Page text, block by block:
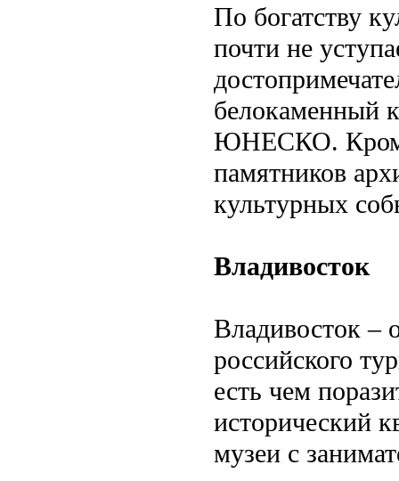
По богатству
почти не
белокаменный
ЮНЕСКО. Кроме
памятников
культурных
Владивосток
Владивосток –
российского
есть чем
исторический
музеи с